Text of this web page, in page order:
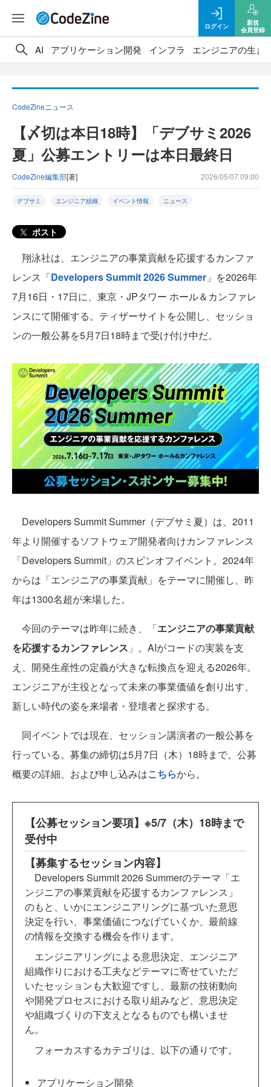
ログイン
新規
会員登録
AI アプリケーション開発 インフラ エンジニアの生き
CodeZineニュース
【〆切は本日18時】「デブサミ2026
夏」公募エントリーは本日最終日
CodeZine編集部[著] 2026/05/07 09:00
デブサミ エンジニア組織 イベント情報 ニュース
ポスト
翔泳社は、エンジニアの事業貢献を応援するカンファ
レンス「Developers Summit 2026 Summer 」を2026年
7月16日・17日に、東京・JPタワー ホール＆カンファレ
ンスにて開催する。ティザーサイトを公開し、セッショ
ンの一般公募を5月7日18時まで受け付け中だ。
Developers Summit Summer（デブサミ夏）は、2011
年より開催するソフトウェア開発者向けカンファレンス
「Developers Summit」のスピンオフイベント。2024年
からは「エンジニアの事業貢献」をテーマに開催し、昨
年は1300名超が来場した。
今回のテーマは昨年に続き、「エンジニアの事業貢献
を応援するカンファレンス 」。AIがコードの実装を支
え、開発生産性の定義が大きな転換点を迎える2026年。
エンジニアが主役となって未来の事業価値を創り出す、
新しい時代の姿を来場者・登壇者と探求する。
同イベントでは現在、セッション講演者の一般公募を
行っている。募集の締切は5月7日（木）18時まで。公募
概要の詳細、および申し込みはこちらから。
【公募セッション要項】※5/7（木）18時まで
受付中
【募集するセッション内容】
Developers Summit 2026 Summerのテーマ「エ
ンジニアの事業貢献を応援するカンファレンス」
のもと、いかにエンジニアリングに基づいた意思
決定を行い、事業価値につなげていくか、最前線
の情報を交換する機会を作ります。
エンジニアリングによる意思決定、エンジニア
組織作りにおける工夫などテーマに寄せていただ
いたセッションも大歓迎ですし、最新の技術動向
や開発プロセスにおける取り組みなど、意思決定
や組織づくりの下支えとなるものでも構いませ
ん。
フォーカスするカテゴリは、以下の通りです。
アプリケーション開発